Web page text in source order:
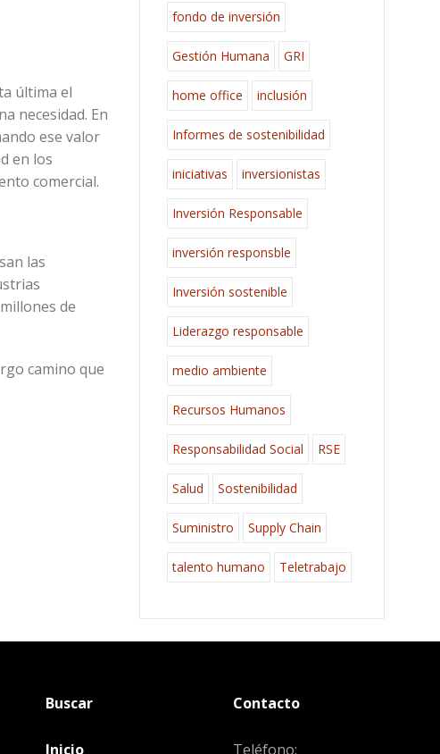
última el
necesidad. En
ese valor
en los
comercial.
las
de
camino que
fondo de inversión
Gestión Humana GRI
home office inclusión
Informes de sostenibilidad
iniciativas inversionistas
Inversión Responsable
inversión responsble
Inversión sostenible
Liderazgo responsable
medio ambiente
Recursos Humanos
Responsabilidad Social RSE
Salud Sostenibilidad
Suministro Supply Chain
talento humano Teletrabajo
Buscar
Inicio
Contacto
Teléfono: